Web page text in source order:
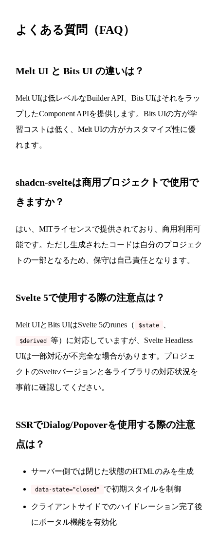
よくある質問（FAQ）
Melt UI と Bits UI の違いは？
Melt UIは低レベルなBuilder API、Bits UIはそれをラッ
プしたComponent APIを提供します。Bits UIの方が学
習コストは低く、Melt UIの方がカスタマイズ性に優
れます。
shadcn-svelteは商用プロジェクトで使用で
きますか？
はい、MITライセンスで提供されており、商用利用可
能です。ただし生成されたコードは自分のプロジェク
トの一部となるため、保守は自己責任となります。
Svelte 5で使用する際の注意点は？
Melt UIとBits UIはSvelte 5のrunes（ $state
$derived
等）に対応していますが、Svelte Headless
UIは一部対応が不完全な場合があります。プロジェ
クトのSvelteバージョンと各ライブラリの対応状況を
事前に確認してください。
SSRでDialog/Popoverを使用する際の注意
点は？
サーバー側では閉じた状態のHTMLのみを生成
data-state="closed" で初期スタイルを制御
クライアントサイドでのハイドレーション完了後
にポータル機能を有効化